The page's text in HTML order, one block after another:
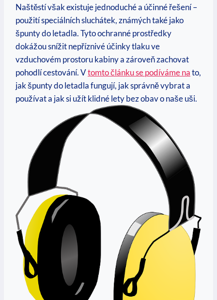
Naštěstí však existuje jednoduché a účinné řešení –
použití speciálních sluchátek, známých také jako
špunty do letadla. Tyto ochranné prostředky
dokážou snížit nepříznivé účinky tlaku ve
vzduchovém prostoru kabiny a zároveň zachovat
pohodlí cestování. Vtomto článku se podíváme nato,
jak špunty do letadla fungují, jak správně vybrat a
používat a jak si užít klidné lety bez obav o naše uši.